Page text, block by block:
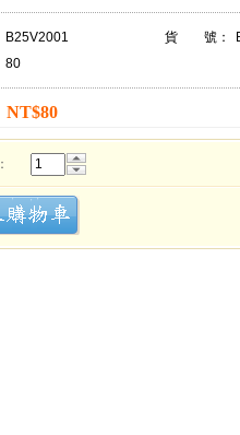
B25V2001 貨 號：
80
NT$80